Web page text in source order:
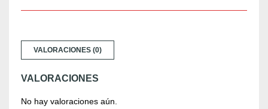
a
i
a
VALORACIONES (0)
VALORACIONES
No hay valoraciones aún.